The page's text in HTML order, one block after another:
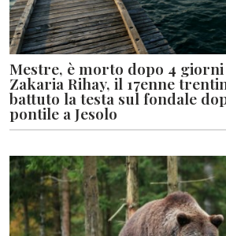
Mestre, è morto dopo 4
Zakaria Rihay, il 17enne
battuto la testa sul fondale
pontile a Jesolo